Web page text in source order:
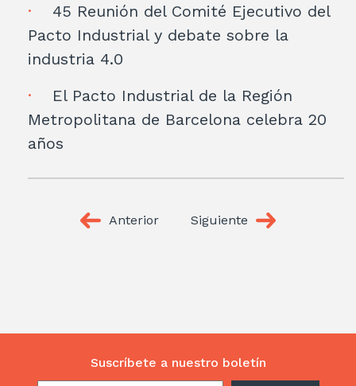
45 Reunión del Comité Ejecutivo del
Pacto Industrial y debate sobre la
industria 4.0
El Pacto Industrial de la Región
Metropolitana de Barcelona celebra 20
años
Anterior Siguiente
Suscríbete a nuestro boletín